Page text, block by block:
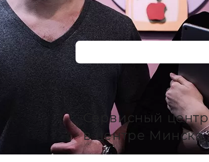
Сервисный центр
в центре Минска